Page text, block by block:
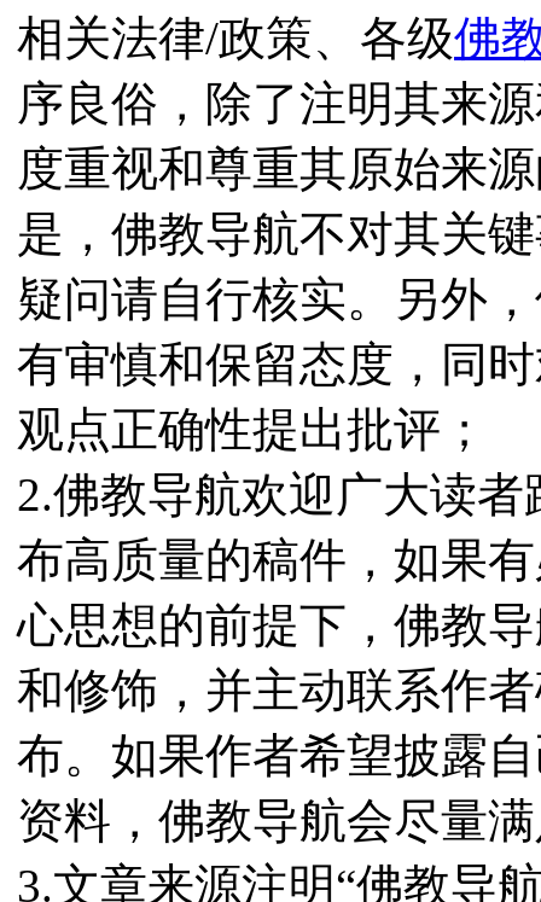
相关法律/政策、各级佛
序良俗，除了注明其来
度重视和尊重其原始来
是，佛教导航不对其关
疑问请自行核实。另外
有审慎和保留态度，同
观点正确性提出批评；
2.佛教导航欢迎广大读
布高质量的稿件，如果
心思想的前提下，佛教
和修饰，并主动联系作
布。如果作者希望披露
资料，佛教导航会尽量
3.文章来源注明“佛教导